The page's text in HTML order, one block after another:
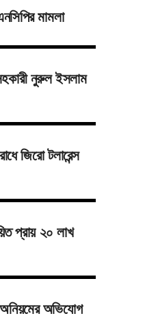
মামলা
নুরুল ইসলাম
জিরো টলারেন্স
প্রায় ২০ লাখ
অভিযোগ